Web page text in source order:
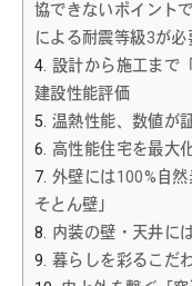
協できないポイント
による耐震等級3が必
4. 設計から施工まで
建設性能評価
5. 温熱性能、数値が
6. 高性能住宅を最大
7. 外壁には100%自
そとん壁」
8. 内装の壁・天井に
9. 暮らしを彩るこだ